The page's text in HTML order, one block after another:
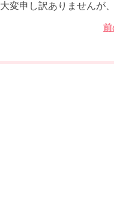
大変申し訳ありませんが
前